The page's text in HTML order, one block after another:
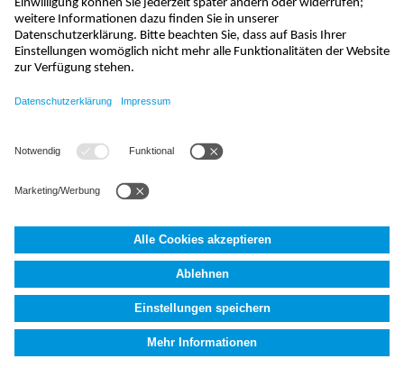
sales@nivus.com
+49 7262 9191-794
hotline@nivus.com
+49 7262 9191-955
NIVUS GmbH,Im Täle 2,D-75031 Eppingen, Deutschland
Datenschutzerklärung